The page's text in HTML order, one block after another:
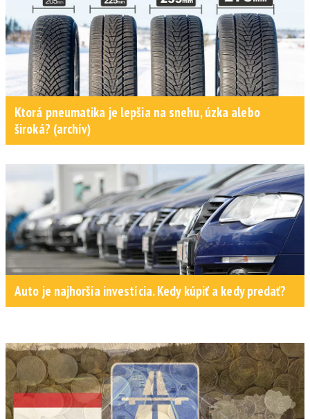
Ktorá pneumatika je lepšia na snehu, úzka alebo
široká? (archív)
Auto je najhoršia investícia. Kedy kúpiť a kedy predať?